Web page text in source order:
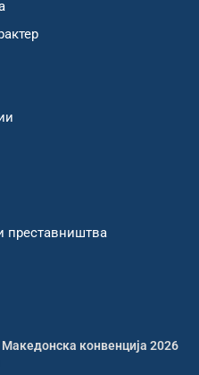
преставништва
конвенција 2026